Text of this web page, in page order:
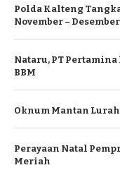
Polda Kalteng
November –
Nataru, PT
BBM
Oknum Mantan
Perayaan Natal
Meriah